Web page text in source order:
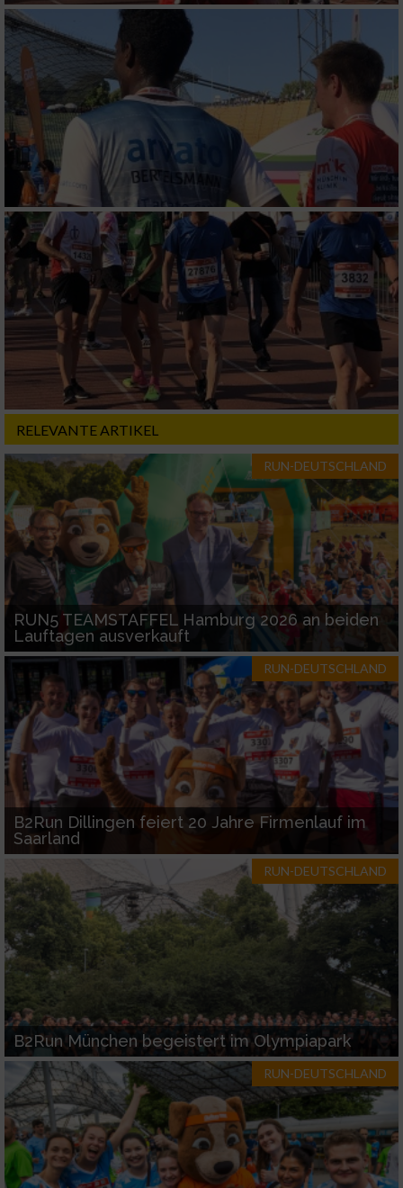
RELEVANTE ARTIKEL
RUN-DEUTSCHLAND
RUN5 TEAMSTAFFEL Hamburg 2026 an beiden
Lauftagen ausverkauft
RUN-DEUTSCHLAND
B2Run Dillingen feiert 20 Jahre Firmenlauf im
Saarland
RUN-DEUTSCHLAND
B2Run München begeistert im Olympiapark
RUN-DEUTSCHLAND